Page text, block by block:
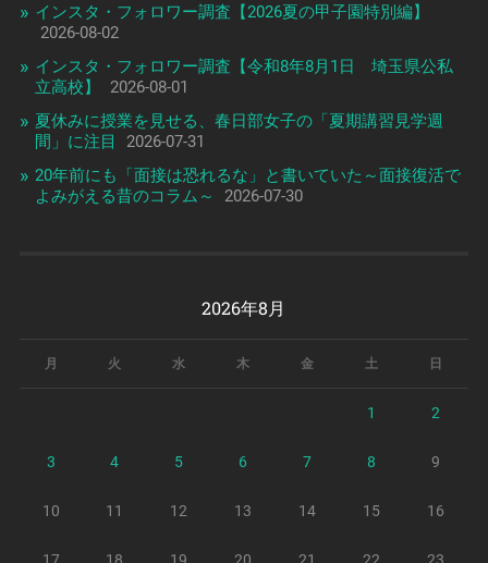
インスタ・フォロワー調査【2026夏の甲子園特別編】
2026-08-02
インスタ・フォロワー調査【令和8年8月1日 埼玉県公私
立高校】
2026-08-01
夏休みに授業を見せる、春日部女子の「夏期講習見学週
間」に注目
2026-07-31
20年前にも「面接は恐れるな」と書いていた～面接復活で
よみがえる昔のコラム～
2026-07-30
2026年8月
月 火 水 木 金 土 日
1 2
3 4 5 6 7 8 9
10 11 12 13 14 15 16
17 18 19 20 21 22 23